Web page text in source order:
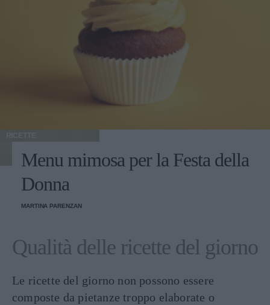
RICETTE
Menu mimosa per la Festa della
Donna
MARTINA PARENZAN
Qualità delle ricette del giorno
Le ricette del giorno non possono essere
composte da pietanze troppo elaborate o